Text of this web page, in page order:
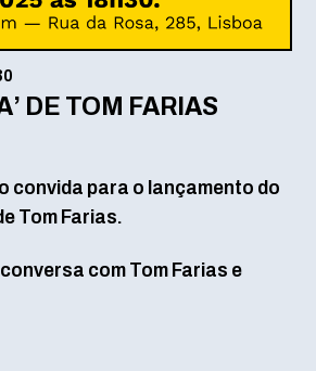
DE TOM FARIAS
convida para o lançamento do
Tom Farias.
com Tom Farias e